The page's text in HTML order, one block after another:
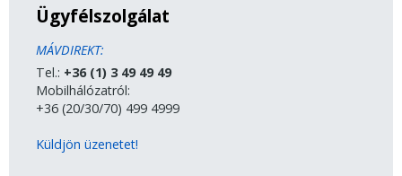
Ügyfélszolgálat
MÁVDIREKT:
Tel.: +36 (1) 3 49 49 49
Mobilhálózatról:
+36 (20/30/70) 499 4999
Küldjön üzenetet!